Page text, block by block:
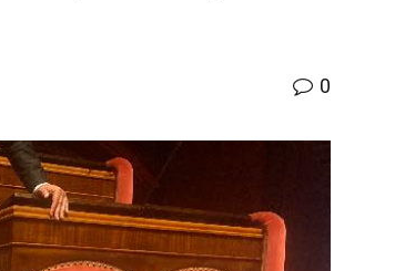
0